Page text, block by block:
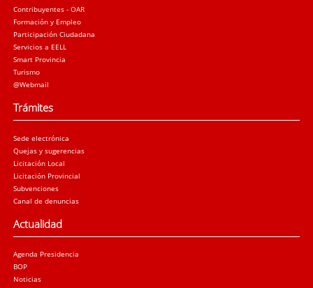
Contribuyentes - OAR
Formación y Empleo
Participación Ciudadana
Servicios a EELL
Smart Provincia
Turismo
@Webmail
Trámites
Sede electrónica
Quejas y sugerencias
Licitación Local
Licitación Provincial
Subvenciones
Canal de denuncias
Actualidad
Agenda Presidencia
BOP
Noticias